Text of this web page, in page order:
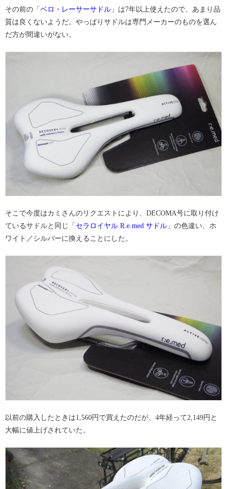
その前の「ベロ・レーサーサドル 」は7年以上使えたので、あまり品
質は良くないようだ。やっぱりサドルは専門メーカーのものを選ん
だ方が間違いがない。
そこで今度はカミさんのリクエストにより、DECOMA号に取り付け
ているサドルと同じ「 セラロイヤル R.e.med サドル 」の色違い、ホ
ワイト／シルバーに換えることにした。
以前の購入したときは1,560円で買えたのだが、4年経って2,149円と
大幅に値上げされていた。